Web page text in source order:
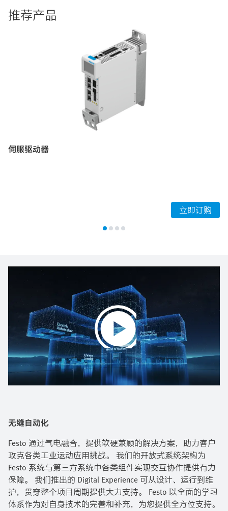
推荐产品
伺服驱动器
立即订购
Play
Video
无缝自动化
Festo 通过气电融合，提供软硬兼顾的解决方案，助力客户
攻克各类工业运动应用挑战。 我们的开放式系统架构为
Festo 系统与第三方系统中各类组件实现交互协作提供有力
保障。 我们推出的 Digital Experience 可从设计、运行到维
护，贯穿整个项目周期提供大力支持。 Festo 以全面的学习
体系作为对自身技术的完善和补充，为您提供全方位支持。​